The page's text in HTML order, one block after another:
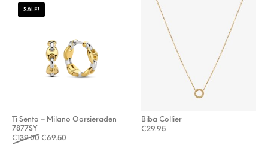
SALE!
Ti Sento – Milano Oorsieraden
7877SY
€ 139.00 Oorspronkelijke prijs was: €139.00.
€69.50
Biba Collier
€29.95